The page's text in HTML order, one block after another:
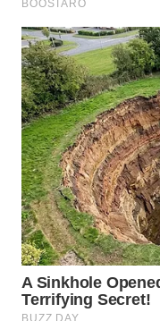
WN
SAMOSIR
WN
PADANG
LAWAS
WN
SUMEDANG
WN
CIANJUR
WN